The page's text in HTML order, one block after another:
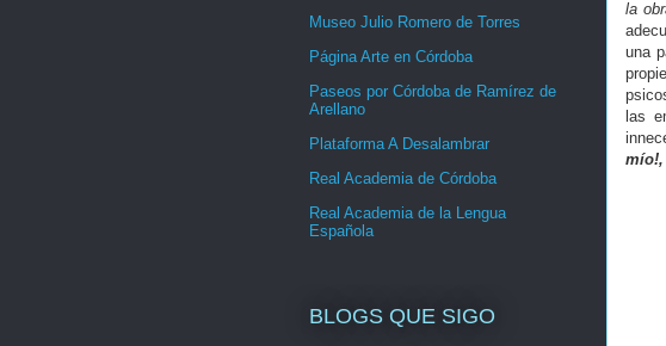
la
una
las
mío!,
Museo Julio Romero de Torres
Página Arte en Córdoba
Paseos por Córdoba de Ramírez de
Arellano
Plataforma A Desalambrar
Real Academia de Córdoba
Real Academia de la Lengua
Española
BLOGS QUE SIGO